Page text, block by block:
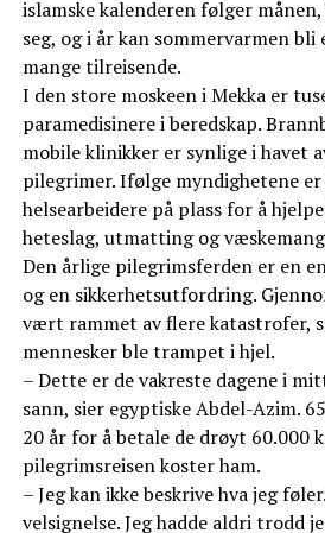
islamske kalenderen følger
seg, og i år kan sommervarmen
mange tilreisende.
I den store moskeen i Mekka er
paramedisinere i beredskap.
mobile klinikker er synlige i havet
pilegrimer. Ifølge myndighetene er
helsearbeidere på plass for å
heteslag, utmatting og
Den årlige pilegrimsferden er en
og en sikkerhetsutfordring.
vært rammet av flere katastrofer,
mennesker ble trampet i hjel.
– Dette er de vakreste dagene i
sann, sier egyptiske Abdel-Azim.
20 år for å betale de drøyt 60.000
pilegrimsreisen koster ham.
– Jeg kan ikke beskrive hva jeg
velsignelse. Jeg hadde aldri trodd